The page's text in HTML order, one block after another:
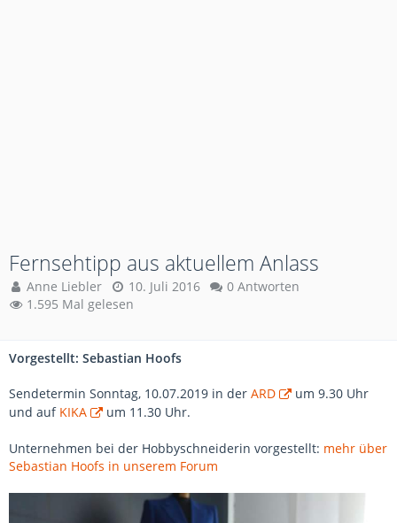
Fernsehtipp aus aktuellem Anlass
Anne Liebler 10. Juli 2016
0 Antworten
1.595 Mal gelesen
Vorgestellt: Sebastian Hoofs
Sendetermin Sonntag, 10.07.2019 in der ARD
um 9.30 Uhr
und auf KIKA um 11.30 Uhr.
Unternehmen bei der Hobbyschneiderin vorgestellt: mehr über
Sebastian Hoofs in unserem Forum